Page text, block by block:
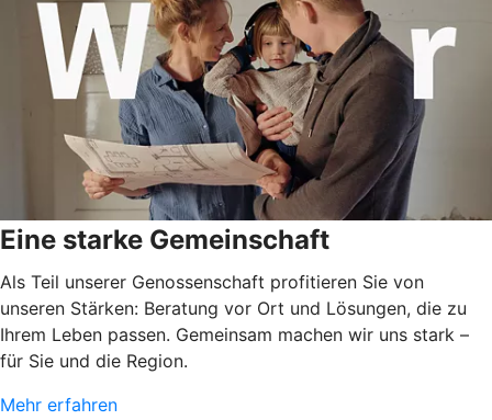
Eine starke Gemeinschaft
Als Teil unserer Genossenschaft profitieren Sie von
unseren Stärken: Beratung vor Ort und Lösungen, die zu
Ihrem Leben passen. Gemeinsam machen wir uns stark –
für Sie und die Region.
Mehr erfahren